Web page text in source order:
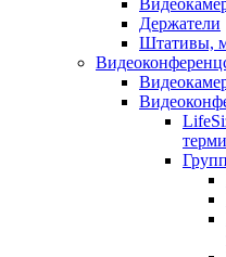
Держатели
Штативы,